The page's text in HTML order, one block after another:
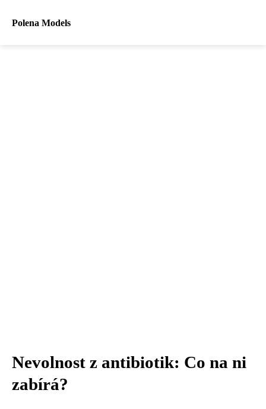
Polena Models
Nevolnost z antibiotik: Co na ni
zabírá?